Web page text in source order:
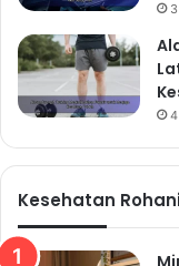
memaksakan diri
Mulailah dengan
tingkatkan
Cari teman
memotivasi.
Buat jadwal
berolahraga.
Kesehatan